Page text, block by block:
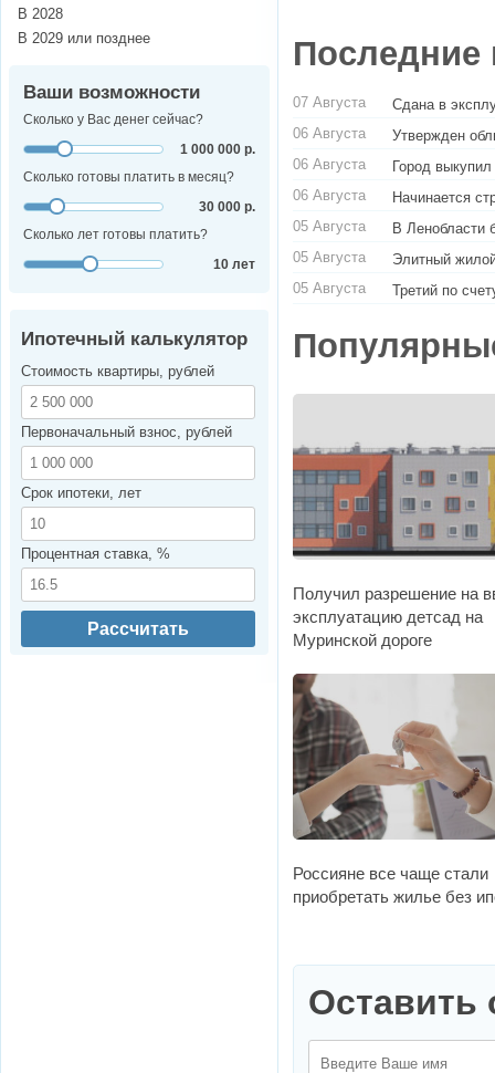
Последние
07 Августа
Сдана в
06 Августа
Утвержден
06 Августа
Город
06 Августа
Начинается
05 Августа
В Ленобласти
05 Августа
Элитный
05 Августа
Третий по
Получил разрешение на
эксплуатацию детсад на
Муринской дороге
Россияне все чаще стали
приобретать жилье без
Оставить
В 2028
В 2029 или позднее
Ваши возможности
Сколько у Вас денег сейчас?
1 000 000 р.
Сколько готовы платить в месяц?
30 000 р.
Сколько лет готовы платить?
10 лет
Ипотечный калькулятор
Стоимость квартиры, рублей
Первоначальный взнос, рублей
Срок ипотеки, лет
Процентная ставка, %
Рассчитать